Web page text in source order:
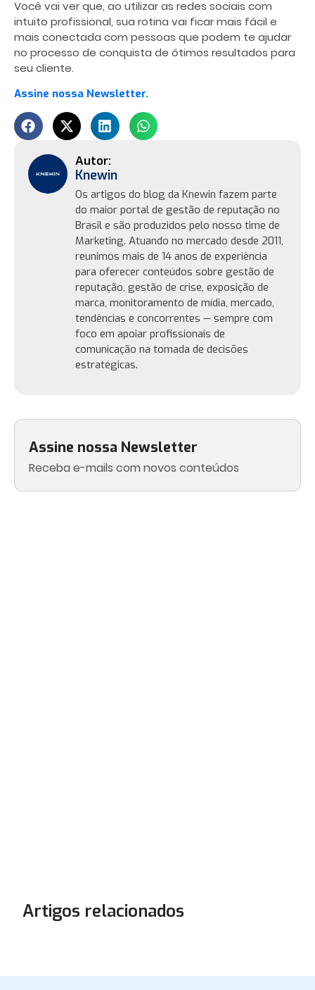
Assine nossa Newsletter
Receba e-mails com novos conteúdos
Você vai ver que, ao utilizar as redes sociais com
intuito profissional, sua rotina vai ficar mais fácil e
mais conectada com pessoas que podem te ajudar
no processo de conquista de ótimos resultados para
seu cliente.
Assine nossa Newsletter.
Knewin
Os artigos do blog da Knewin fazem parte
do maior portal de gestão de reputação no
Brasil e são produzidos pelo nosso time de
Marketing. Atuando no mercado desde 2011,
reunimos mais de 14 anos de experiência
para oferecer conteúdos sobre gestão de
reputação, gestão de crise, exposição de
marca, monitoramento de mídia, mercado,
tendências e concorrentes — sempre com
foco em apoiar profissionais de
comunicação na tomada de decisões
estratégicas.
Artigos relacionados